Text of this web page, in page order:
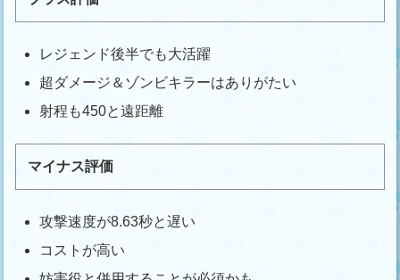
レジェンド後半でも大活躍
超ダメージ＆ゾンビキラーはありがたい
射程も450と遠距離
マイナス評価
攻撃速度が8.63秒と遅い
コストが高い